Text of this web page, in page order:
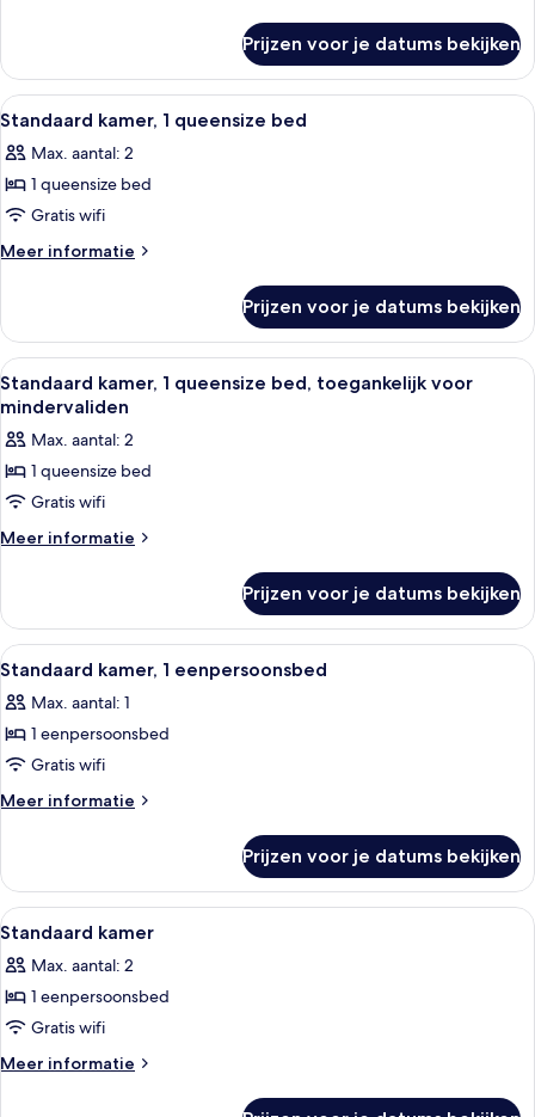
laden
kamer,
queensize
Prijzen voor je datums bekijken
Alle
foto's
voor
Standaard
kamer,
1
laden
Een hotelkamer met een bed, een
9
Standaard kamer, 1 queensize bed
Max. aantal: 2
1 queensize bed
Gratis wifi
Meer informatie
Meer
kamer,
queensize
bed
Prijzen voor je datums bekijken
Alle
foto's
voor
Standaard
kamer,
1
queensize
voor
mindervaliden
laden
Een hotelkamer met een bed, een
5
Standaard kamer, 1 queensize bed, toegankelijk voor
mindervaliden
Max. aantal: 2
1 queensize bed
Gratis wifi
Meer informatie
Meer
kamer,
queensize
toegankelijk
voor
Prijzen voor je datums bekijken
Alle
foto's
voor
Standaard
kamer,
1
Een hotelkamer met een bed,
5
Standaard kamer, 1 eenpersoonsbed
Max. aantal: 1
1 eenpersoonsbed
Gratis wifi
Meer informatie
Meer
kamer,
eenpersoonsbed
Prijzen voor je datums bekijken
Alle
foto's
voor
Standaard
kamer
laden
Een moderne hotelkamer met een
12
Standaard kamer
Max. aantal: 2
1 eenpersoonsbed
Gratis wifi
Meer informatie
Meer